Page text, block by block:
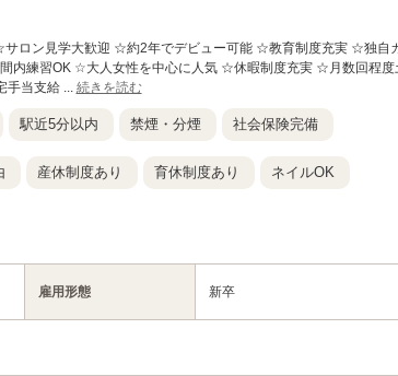
ロン見学大歓迎 ☆約2年でデビュー可能 ☆教育制度充実 ☆独自
内練習OK ☆大人女性を中心に人気 ☆休暇制度充実 ☆月数回程度
手当支給 ... 続きを読む
駅近5分以内 禁煙・分煙 社会保険完備
産休制度あり 育休制度あり ネイルOK
雇用形態 新卒